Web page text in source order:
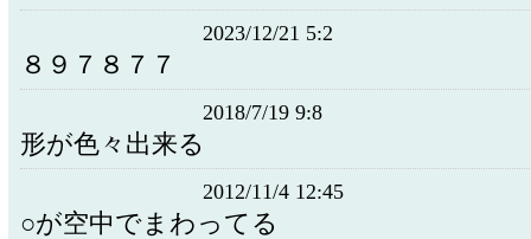
2023/12/21 5:2
８９７８７７
2018/7/19 9:8
形が色々出来る
2012/11/4 12:45
○が空中でまわってる